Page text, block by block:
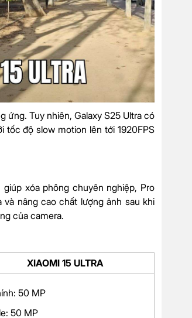
ứng. Tuy nhiên, Galaxy S25 Ultra có
tốc độ slow motion lên tới 1920FPS
xóa phông chuyên nghiệp, Pro
nâng cao chất lượng ảnh sau khi
của camera.
XIAOMI 15 ULTRA
50 MP
50 MP